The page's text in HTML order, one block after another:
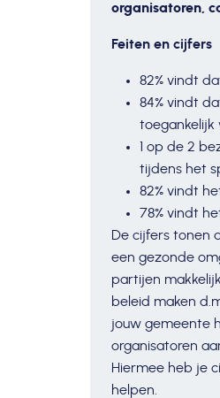
organisatoren,
Feiten en cijfers
82% vindt
84% vindt
toegankelijk
1 op de 2
tijdens het
82% vindt
78% vindt
De cijfers tonen
een gezonde
partijen
beleid maken
jouw gemeente
organisatoren
Hiermee heb je
helpen.